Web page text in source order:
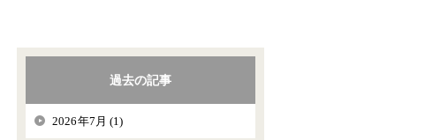
過去の記事
2026年7月 (1)